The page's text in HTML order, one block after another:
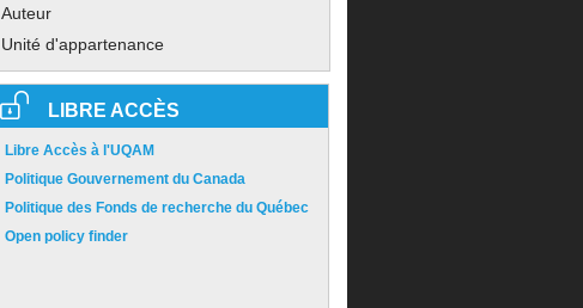
Auteur
Unité d'appartenance
LIBRE ACCÈS
Libre Accès à l'UQAM
Politique Gouvernement du Canada
Politique des Fonds de recherche du Québec
Open policy finder